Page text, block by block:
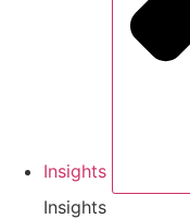
Insights
Insights